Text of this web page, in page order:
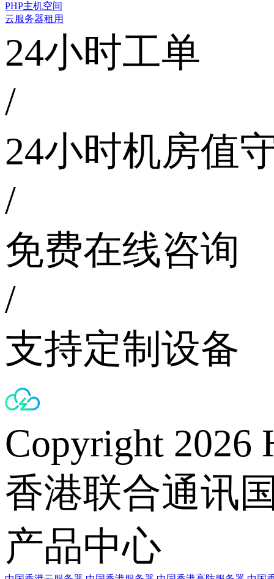
PHP主机空间
云服务器租用
24小时工单
/
24小时机房值
/
免费在线咨询
/
支持定制设备
Copyright 2026
香港联合通讯
产品中心